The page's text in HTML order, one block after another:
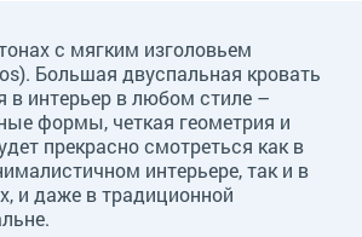
с мягким изголовьем
Большая двуспальная кровать
в интерьер в любом стиле –
формы, четкая геометрия и
прекрасно смотреться как в
интерьере, так и в
и даже в традиционной